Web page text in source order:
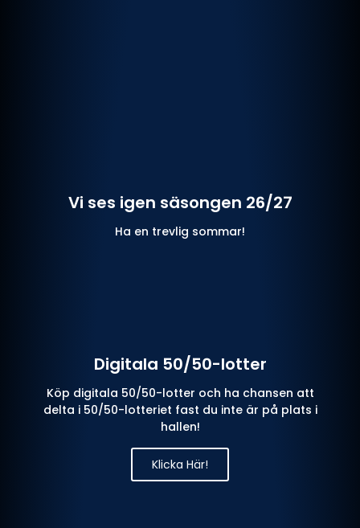
Vi ses igen säsongen 26/27
Ha en trevlig sommar!
Digitala 50/50-lotter
Köp digitala 50/50-lotter och ha chansen att
delta i 50/50-lotteriet fast du inte är på plats i
hallen!
Klicka Här!